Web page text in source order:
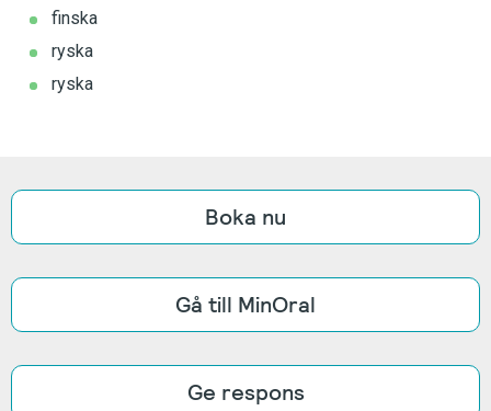
finska
ryska
ryska
Boka nu
Gå till MinOral
Ge respons